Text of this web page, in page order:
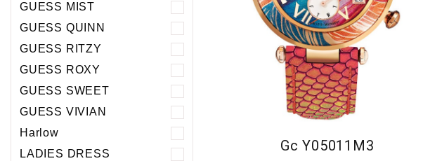
GUESS MIST
GUESS QUINN
GUESS RITZY
GUESS ROXY
GUESS SWEET
GUESS VIVIAN
Harlow
LADIES DRESS
Gc Y05011M3